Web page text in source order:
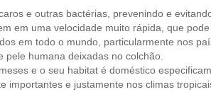
e outras bactérias, prevenindo e
em uma velocidade muito rápida, que
em todo o mundo, particularmente nos
pele humana deixadas no colchão.
e o seu habitat é doméstico
importantes e justamente nos climas